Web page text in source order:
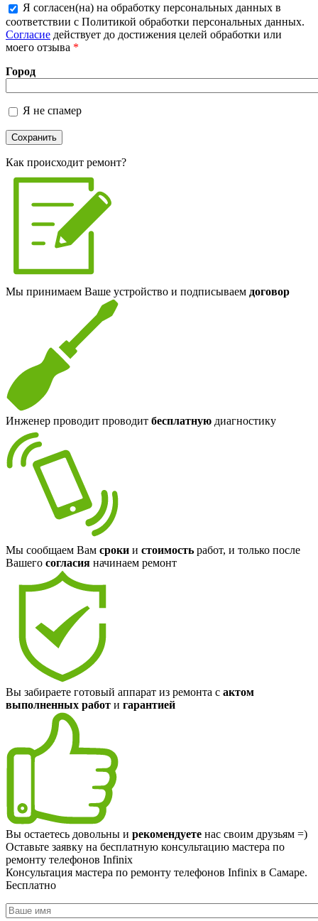
Более подробная информация о текстовых
форматах
Я согласен(на) на обработку персональных данных в
соответствии с Политикой обработки персональных данных.
Согласие действует до достижения целей обработки или
моего отзыва *
Город
Я не спамер
Я спамер
Как происходит ремонт?
Мы принимаем Ваше устройство и подписываем договор
Инженер проводит проводит бесплатную диагностику
Мы сообщаем Вам сроки и стоимость работ, и только после
Вашего согласия начинаем ремонт
Вы забираете готовый аппарат из ремонта с актом
выполненных работ и гарантией
Вы остаетесь довольны и рекомендуете нас своим друзьям =)
Оставьте заявку на бесплатную консультацию мастера по
ремонту телефонов Infinix
Консультация мастера по ремонту телефонов Infinix в Самаре.
Бесплатно